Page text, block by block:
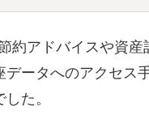
約アドバイスや資
ータへのアクセス
た。